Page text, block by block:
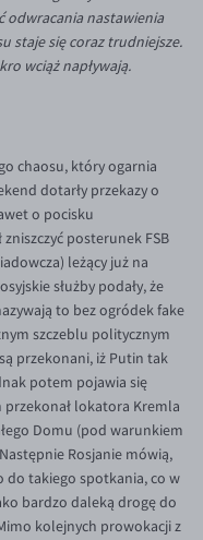
odwracania nastawienia
staje się coraz trudniejsze.
wciąż napływają.
chaosu, który ogarnia
dotarły przekazy o
o pocisku
posterunek FSB
leżący już na
służby podały, że
to bez ogródek fake
szczeblu politycznym
przekonani, iż Putin tak
potem pojawia się
lokatora Kremla
Domu (pod warunkiem
Rosjanie mówią,
do takiego spotkania, co w
bardzo daleką drogę do
kolejnych prowokacji z